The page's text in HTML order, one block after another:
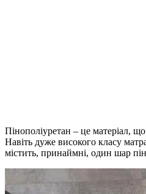
Пінополіуретан – це матеріал,
Навіть дуже високого класу
містить, принаймні, один шар